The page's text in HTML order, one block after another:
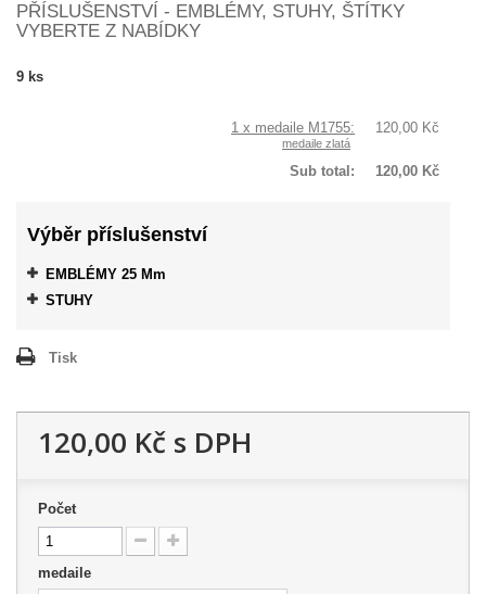
PŘÍSLUŠENSTVÍ - EMBLÉMY, STUHY, ŠTÍTKY
VYBERTE Z NABÍDKY
9 ks
1 x medaile M1755:
medaile zlatá
120,00 Kč
Sub total: 120,00 Kč
Výběr příslušenství
EMBLÉMY 25 Mm
STUHY
Tisk
120,00 Kč s DPH
Počet
medaile